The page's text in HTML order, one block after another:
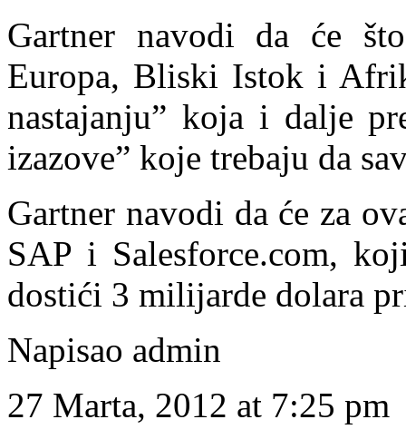
Gartner navodi da će
Europa, Bliski Istok i
nastajanju” koja i dalje
izazove” koje trebaju da
Gartner navodi da će za
SAP i Salesforce.com,
dostići 3 milijarde dolara
Napisao admin
27 Marta, 2012 at 7:25 pm